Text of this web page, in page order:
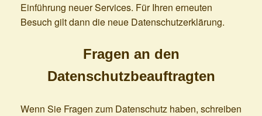
Einführung neuer Services. Für Ihren erneuten
Besuch gilt dann die neue Datenschutzerklärung.
Fragen an den
Datenschutzbeauftragten
Wenn Sie Fragen zum Datenschutz haben, schreiben